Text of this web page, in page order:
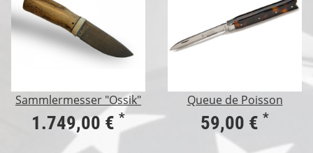
Sammlermesser "Ossik"
1.749,00 € *
Queue de Poisson
59,00 € *